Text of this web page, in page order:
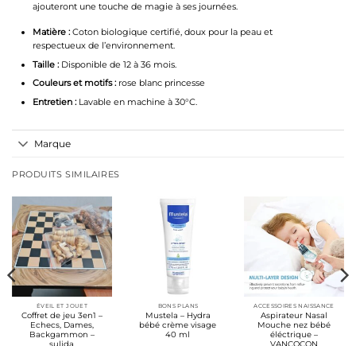
ajouteront une touche de magie à ses journées.
Matière :Coton biologique certifié, doux pour la peau et
respectueux de l’environnement.
Taille :Disponible de 12 à 36 mois.
Couleurs et motifs :rose blanc princesse
Entretien :Lavable en machine à 30°C.
Marque
PRODUITS SIMILAIRES
ÉVEIL ET JOUET
Coffret de jeu 3en1 –
Echecs, Dames,
Backgammon –
sulida
BONS PLANS
Mustela – Hydra
bébé crème visage
40 ml
ACCESSOIRES NAISSANCE
Aspirateur Nasal
Mouche nez bébé
éléctrique –
VANCOCON